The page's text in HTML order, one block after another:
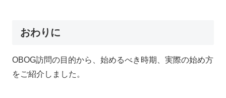
おわりに
OBOG訪問の目的から、始めるべき時期、実際の始め方
をご紹介しました。